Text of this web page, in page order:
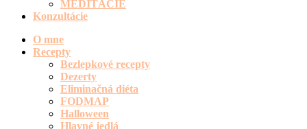
MEDITÁCIE
Konzultácie
O mne
Recepty
Bezlepkové recepty
Dezerty
Eliminačná diéta
FODMAP
Halloween
Hlavné jedlá